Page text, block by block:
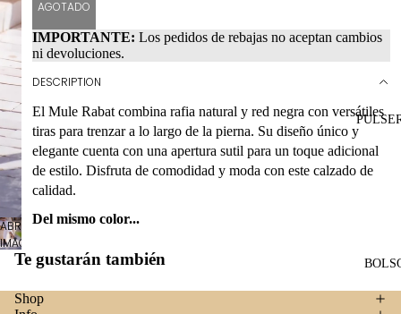
ABRIR
IMAGEN
COMPLETA
AGOTADO
IMPORTANTE: Los pedidos de rebajas no aceptan cambios
ni devoluciones.
DESCRIPTION
El Mule Rabat combina rafia natural y red negra con versátiles
tiras para trenzar a lo largo de la pierna. Su diseño único y
elegante cuenta con una apertura sutil para un toque adicional
de estilo. Disfruta de comodidad y moda con este calzado de
calidad.
Del mismo color...
Te gustarán también
Shop